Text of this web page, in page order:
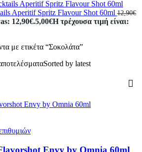
Aperitif Spritz Flavour Shot 60ml 12,90€
12,90€.5,00€Η τρέχουσα τιμή είναι:
με ετικέτα “Σοκολάτα”
Sorted by latest
Envy by Omnia 60ml